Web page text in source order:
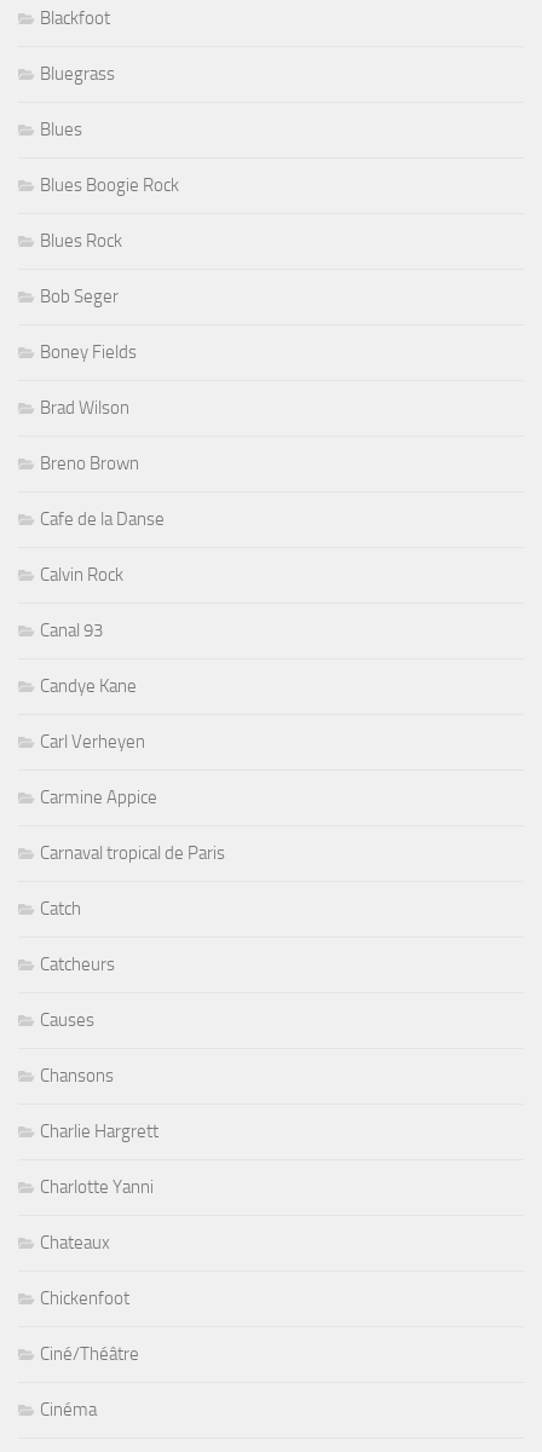
Blackfoot
Bluegrass
Blues
Blues Boogie Rock
Blues Rock
Bob Seger
Boney Fields
Brad Wilson
Breno Brown
Cafe de la Danse
Calvin Rock
Canal 93
Candye Kane
Carl Verheyen
Carmine Appice
Carnaval tropical de Paris
Catch
Catcheurs
Causes
Chansons
Charlie Hargrett
Charlotte Yanni
Chateaux
Chickenfoot
Ciné/Théâtre
Cinéma